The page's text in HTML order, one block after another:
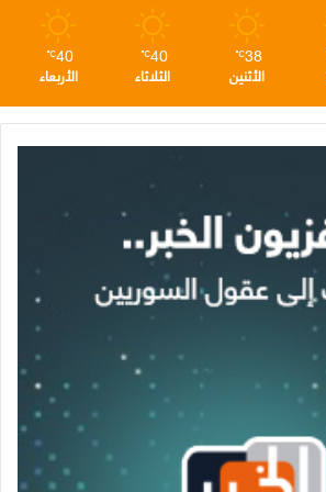
38
℃
الأثنين
40
℃
الثلاثاء
40
℃
الأربعاء